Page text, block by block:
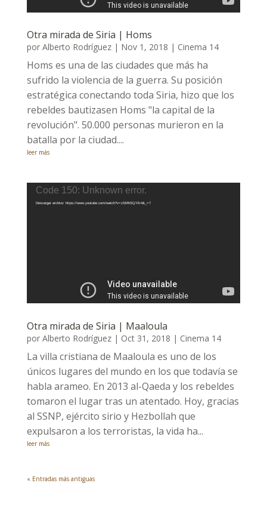
Otra mirada de Siria | Homs
por Alberto Rodríguez| Nov 1, 2018 | Cinema 14
Homs es una de las ciudades que más ha
sufrido la violencia de la guerra. Su posición
estratégica conectando toda Siria, hizo que los
rebeldes bautizasen Homs "la capital de la
revolución". 50.000 personas murieron en la
batalla por la ciudad....
leer más
Reproductor
Code 150: Unknown error.
Descargar archivo: https://www.youtube.com/watch?v=zSMhSQYiIr4&_=7
Otra mirada de Siria | Maaloula
por Alberto Rodríguez| Oct 31, 2018 | Cinema 14
La villa cristiana de Maaloula es uno de los
únicos lugares del mundo en los que todavía se
habla arameo. En 2013 al-Qaeda y los rebeldes
tomaron el lugar tras un atentado. Hoy, gracias
al SSNP, ejército sirio y Hezbollah que
expulsaron a los terroristas, la vida ha...
leer más
« Entradas más antiguas